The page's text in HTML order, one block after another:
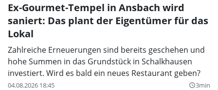
Ex-Gourmet-Tempel in Ansbach wird
saniert: Das plant der Eigentümer für das
Lokal
Zahlreiche Erneuerungen sind bereits geschehen und
hohe Summen in das Grundstück in Schalkhausen
investiert. Wird es bald ein neues Restaurant geben?
04.08.2026 18:45 query_builder3min